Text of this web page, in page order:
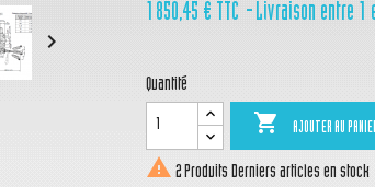

1 850,45 € TTC Livraison entre 1
Quantité
 AJOUTER AU
 2 Produits Derniers articles en stock